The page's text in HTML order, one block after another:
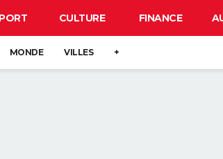
CULTURE FINANCE
MONDE VILLES +